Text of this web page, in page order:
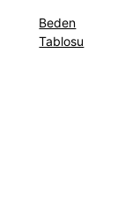
Beden
Tablosu